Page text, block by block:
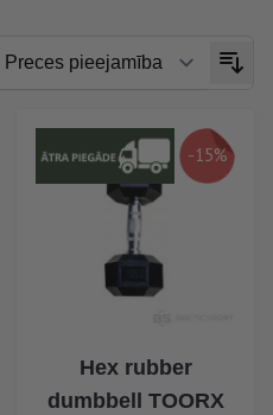
-15%
Hex rubber
dumbbell TOORX